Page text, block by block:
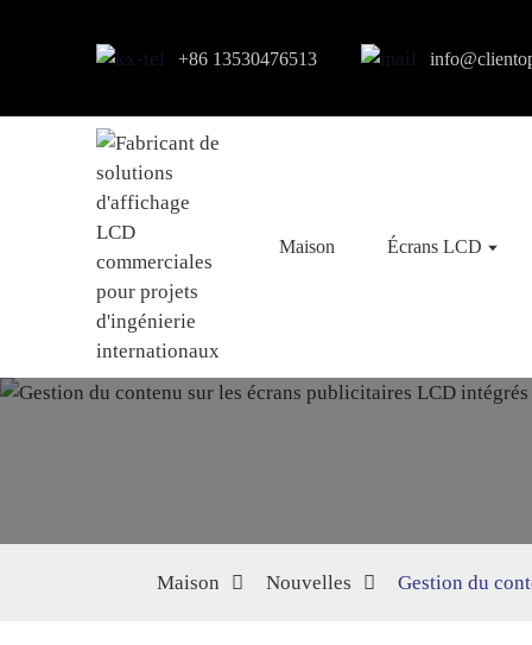
+86 13530476513
Maison Écrans LCD
Maison Nouvelles Gestion du